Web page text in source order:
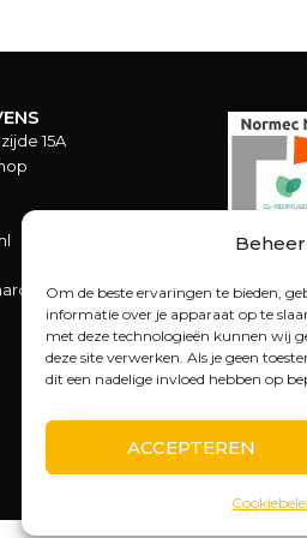
Om de beste ervaringen te bieden,
informatie over je apparaat op te
met deze technologieën kunnen wij
deze site verwerken. Als je geen
dit een nadelige invloed hebben op
ACCEPTEREN
15A